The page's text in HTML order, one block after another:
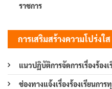
ราชการ
การเสริมสร้างความโปร่งใส
แนวปฏิบัติการจัดการเรื่องร้อ
ช่องทางแจ้งเรื่องร้องเรียนกา